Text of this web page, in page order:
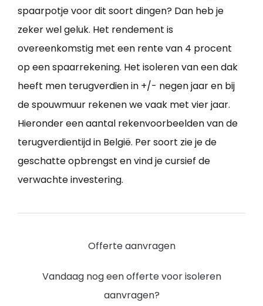
spaarpotje voor dit soort dingen? Dan heb je
zeker wel geluk. Het rendement is
overeenkomstig met een rente van 4 procent
op een spaarrekening. Het isoleren van een dak
heeft men terugverdien in +/- negen jaar en bij
de spouwmuur rekenen we vaak met vier jaar.
Hieronder een aantal rekenvoorbeelden van de
terugverdientijd in België. Per soort zie je de
geschatte opbrengst en vind je cursief de
verwachte investering.
Offerte aanvragen
Vandaag nog een offerte voor isoleren
aanvragen?